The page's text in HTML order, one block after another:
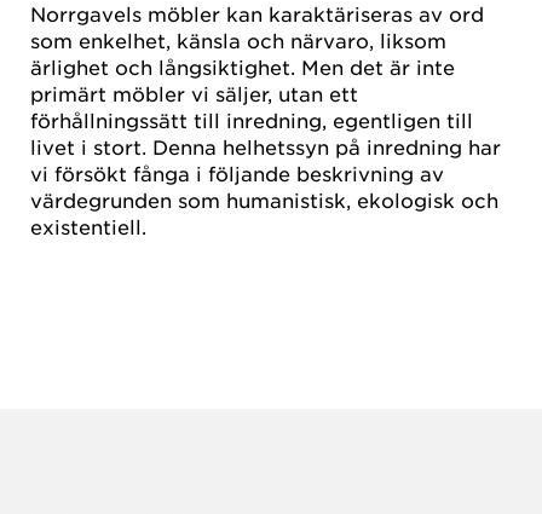
Norrgavels möbler kan karaktäriseras av ord
som enkelhet, känsla och närvaro, liksom
ärlighet och långsiktighet. Men det är inte
primärt möbler vi säljer, utan ett
förhållningssätt till inredning, egentligen till
livet i stort. Denna helhetssyn på inredning har
vi försökt fånga i följande beskrivning av
värdegrunden som humanistisk, ekologisk och
existentiell.